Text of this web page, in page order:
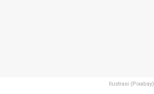
Ilustrasi (Pixabay)